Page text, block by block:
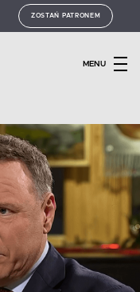
ZOSTAŃ PATRONEM
MENU